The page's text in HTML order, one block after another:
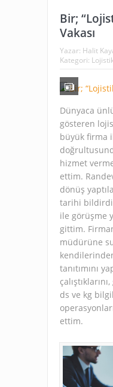
Bir;
Vakası
Yazar: Halit
Kategori:
Dünyaca
gösteren
büyük firma
hizmet
ettim.
dönüş
tarihi
ile görüşme
gittim.
müdürüne
tanıtımını
ds ve kg
ettim.